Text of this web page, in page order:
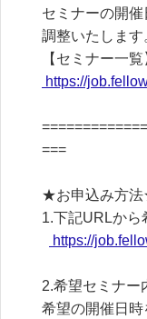
セミナーの開
調整いたします
https://
===
★お申込み方
1.下記URLから
https://
2.希望セミナー
希望の開催日時